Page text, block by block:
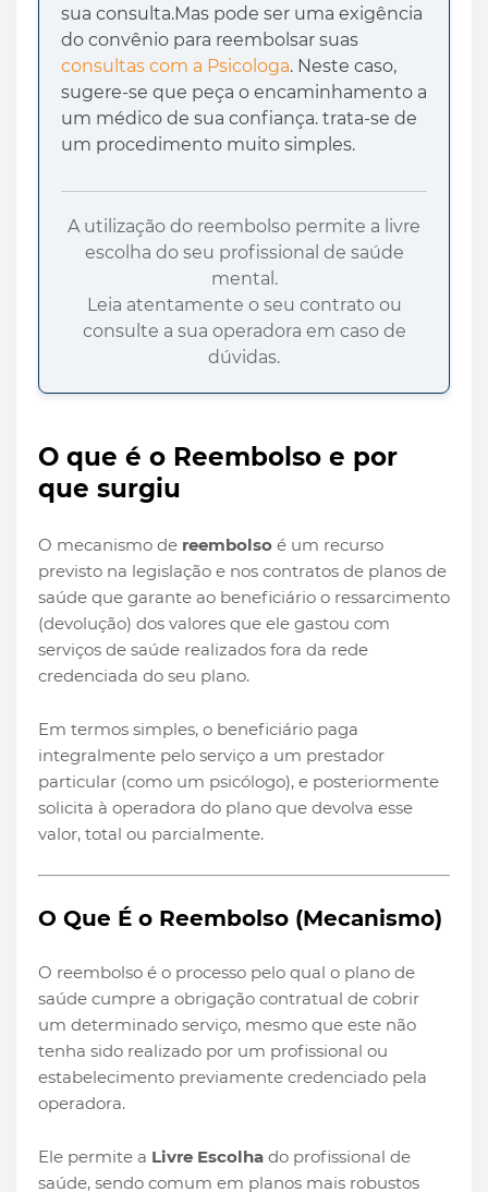
sua consulta.Mas pode ser uma exigência
do convênio para reembolsar suas
consultas com a Psicologa. Neste caso,
sugere-se que peça o encaminhamento a
um médico de sua confiança. trata-se de
um procedimento muito simples.
A utilização do reembolso permite a livre
escolha do seu profissional de saúde
mental.
Leia atentamente o seu contrato ou
consulte a sua operadora em caso de
dúvidas.
O que é o Reembolso e por
que surgiu
O mecanismo de reembolso é um recurso
previsto na legislação e nos contratos de planos de
saúde que garante ao beneficiário o ressarcimento
(devolução) dos valores que ele gastou com
serviços de saúde realizados fora da rede
credenciada do seu plano.
Em termos simples, o beneficiário paga
integralmente pelo serviço a um prestador
particular (como um psicólogo), e posteriormente
solicita à operadora do plano que devolva esse
valor, total ou parcialmente.
O Que É o Reembolso (Mecanismo)
O reembolso é o processo pelo qual o plano de
saúde cumpre a obrigação contratual de cobrir
um determinado serviço, mesmo que este não
tenha sido realizado por um profissional ou
estabelecimento previamente credenciado pela
operadora.
Ele permite a Livre Escolha do profissional de
saúde, sendo comum em planos mais robustos